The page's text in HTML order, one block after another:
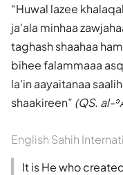
Huwal lazee
ja'ala minhaa
taghash shaahaa
bihee falammaaa
la'in aayaitanaa
shaakireen (QS. al-
English Sahih
It is He who